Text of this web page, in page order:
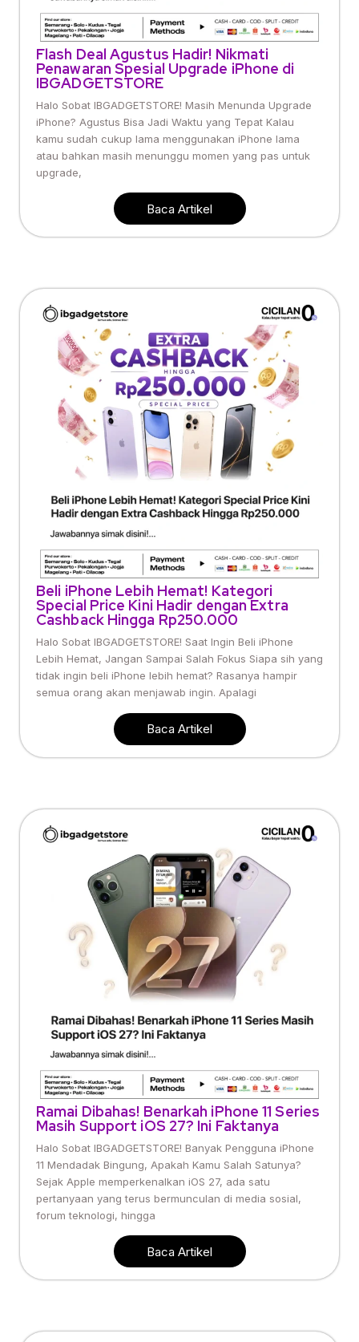
Flash Deal Agustus Hadir! Nikmati
Penawaran Spesial Upgrade iPhone di
IBGADGETSTORE
Halo Sobat IBGADGETSTORE! Masih Menunda Upgrade
iPhone? Agustus Bisa Jadi Waktu yang Tepat Kalau
kamu sudah cukup lama menggunakan iPhone lama
atau bahkan masih menunggu momen yang pas untuk
upgrade,
Baca Artikel
Beli iPhone Lebih Hemat! Kategori
Special Price Kini Hadir dengan Extra
Cashback Hingga Rp250.000
Halo Sobat IBGADGETSTORE! Saat Ingin Beli iPhone
Lebih Hemat, Jangan Sampai Salah Fokus Siapa sih yang
tidak ingin beli iPhone lebih hemat? Rasanya hampir
semua orang akan menjawab ingin. Apalagi
Baca Artikel
Ramai Dibahas! Benarkah iPhone 11 Series
Masih Support iOS 27? Ini Faktanya
Halo Sobat IBGADGETSTORE! Banyak Pengguna iPhone
11 Mendadak Bingung, Apakah Kamu Salah Satunya?
Sejak Apple memperkenalkan iOS 27, ada satu
pertanyaan yang terus bermunculan di media sosial,
forum teknologi, hingga
Baca Artikel